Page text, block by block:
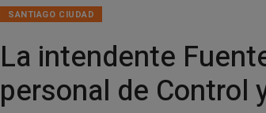
SANTIAGO CIUDAD
La intendente
personal de Control